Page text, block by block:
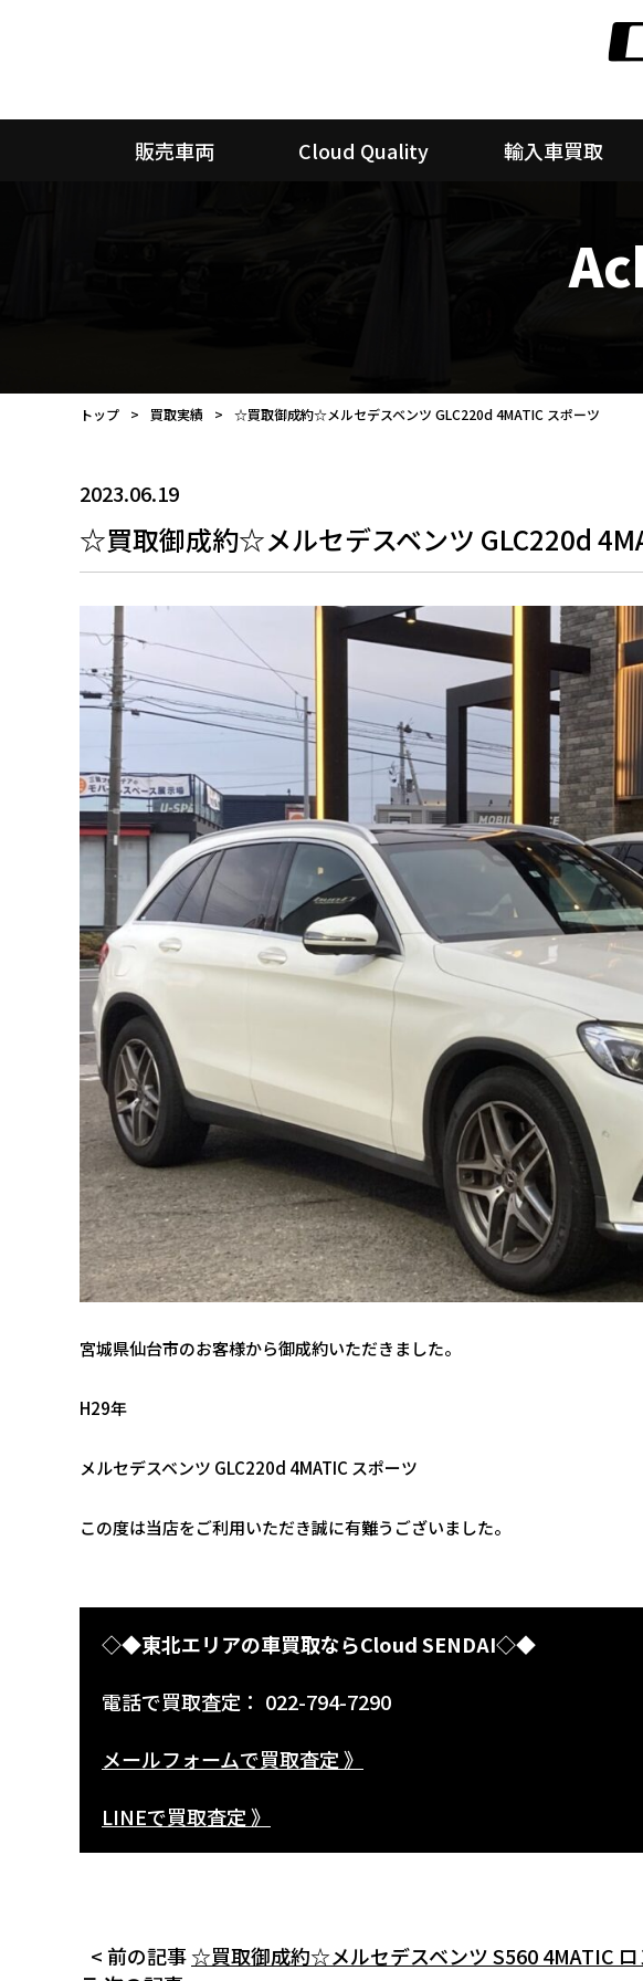
販売車両 Cloud Quality 輸入車買取
トップ 買取実績 ☆買取御成約☆メルセデスベンツ GLC220d 4MATIC スポーツ
2023.06.19
☆買取御成約☆メルセデスベンツ GLC220d
宮城県仙台市のお客様から御成約いただきました。
H29年
メルセデスベンツ GLC220d 4MATIC スポーツ
この度は当店をご利用いただき誠に有難うございました。
◇◆東北エリアの車買取ならCloud SENDAI◇◆
電話で買取査定： 022-794-7290
メールフォームで買取査定 》
LINEで買取査定 》
< 前の記事☆買取御成約☆メルセデスベンツ S560 4MATIC